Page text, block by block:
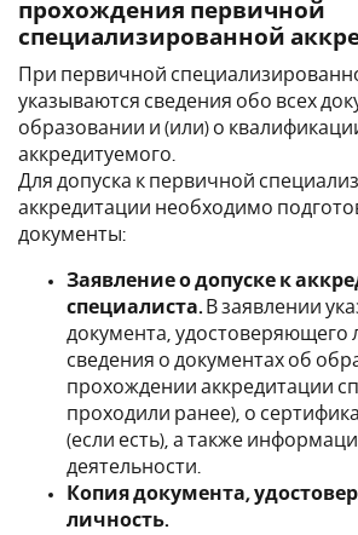
прохождения первичной
специализированной
При первичной
указываются сведения обо всех
образовании и (или) о
аккредитуемого.
Для допуска к первичной
аккредитации необходимо
документы:
Заявление о допуске к
специалиста. В заявлении
документа, удостоверяющего
сведения о документах об
прохождении аккредитации
проходили ранее), о
(если есть), а также
деятельности.
Копия документа,
личность.